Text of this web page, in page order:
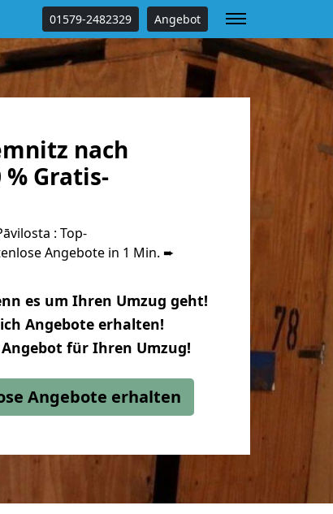
01579-2482329 Angebot
nach
Gratis-
: Top-
Angebote in 1 Min. ➨
es um Ihren Umzug geht!
Angebote erhalten!
Angebot für Ihren Umzug!
Angebote erhalten